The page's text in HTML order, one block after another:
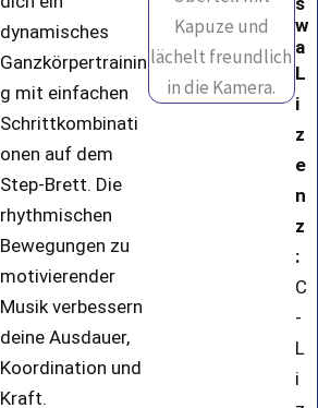
dynamisches
Ganzkörpertrainin
g mit einfachen
Schrittkombinati
onen auf dem
Step-Brett. Die
rhythmischen
Bewegungen zu
motivierender
Musik verbessern
deine Ausdauer,
Koordination und
Kraft.
w
a
L
i
z
e
n
z
:
C
-
L
i